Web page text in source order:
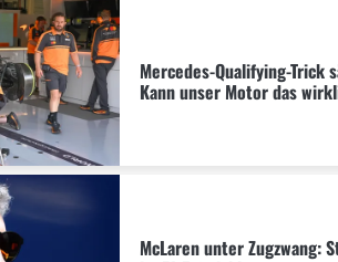
Mercedes-Qualifying-Trick
Kann unser Motor das
McLaren unter Zugzwang: